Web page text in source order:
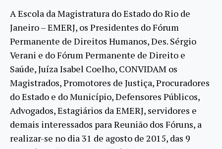
A Escola da Magistratura do Estado do Rio de
Janeiro – EMERJ, os Presidentes do Fórum
Permanente de Direitos Humanos, Des. Sérgio
Verani e do Fórum Permanente de Direito e
Saúde, Juíza Isabel Coelho, CONVIDAM os
Magistrados, Promotores de Justiça, Procuradores
do Estado e do Município, Defensores Públicos,
Advogados, Estagiários da EMERJ, servidores e
demais interessados para Reunião dos Fóruns, a
realizar-se no dia 31 de agosto de 2015, das 9